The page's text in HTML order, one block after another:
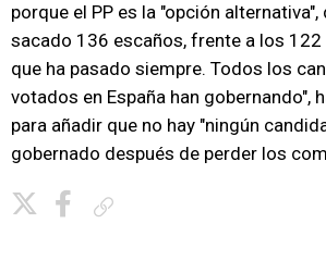
porque el PP es la "opción
sacado 136 escaños, frente a los 122
que ha pasado siempre. Todos los
votados en España han gobernando",
para añadir que no hay "ningún
gobernado después de perder los